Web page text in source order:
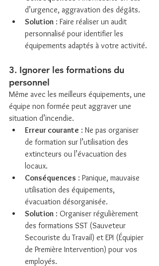
d’urgence, aggravation des dégâts.
Solution : Faire réaliser un audit
personnalisé pour identifier les
équipements adaptés à votre activité.
3. Ignorer les formations du
personnel
Même avec les meilleurs équipements, une
équipe non formée peut aggraver une
situation d’incendie.
Erreur courante : Ne pas organiser
de formation sur l’utilisation des
extincteurs ou l’évacuation des
locaux.
Conséquences : Panique, mauvaise
utilisation des équipements,
évacuation désorganisée.
Solution : Organiser régulièrement
des formations SST (Sauveteur
Secouriste du Travail) et EPI (Équipier
de Première Intervention) pour vos
employés.